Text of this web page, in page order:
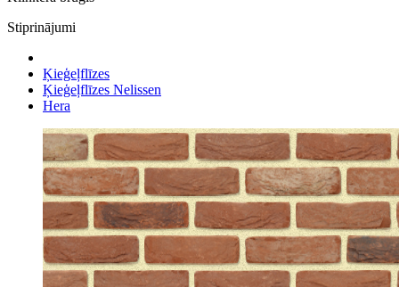
Stiprinājumi
Ķieģeļflīzes
Ķieģeļflīzes Nelissen
Hera